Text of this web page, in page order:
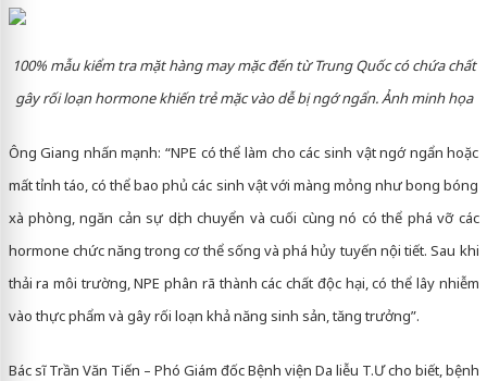
100% mẫu kiểm tra mặt hàng may mặc đến từ Trung Quốc có chứa chất
gây rối loạn hormone khiến trẻ mặc vào dễ bị ngớ ngẩn. Ảnh minh họa
Ông Giang nhấn mạnh: “NPE có thể làm cho các sinh vật ngớ ngẩn hoặc
mất tỉnh táo, có thể bao phủ các sinh vật với màng mỏng như bong bóng
xà phòng, ngăn cản sự dịch chuyển và cuối cùng nó có thể phá vỡ các
hormone chức năng trong cơ thể sống và phá hủy tuyến nội tiết. Sau khi
thải ra môi trường, NPE phân rã thành các chất độc hại, có thể lây nhiễm
vào thực phẩm và gây rối loạn khả năng sinh sản, tăng trưởng”.
Bác sĩ Trần Văn Tiến – Phó Giám đốc Bệnh viện Da liễu T.Ư cho biết, bệnh